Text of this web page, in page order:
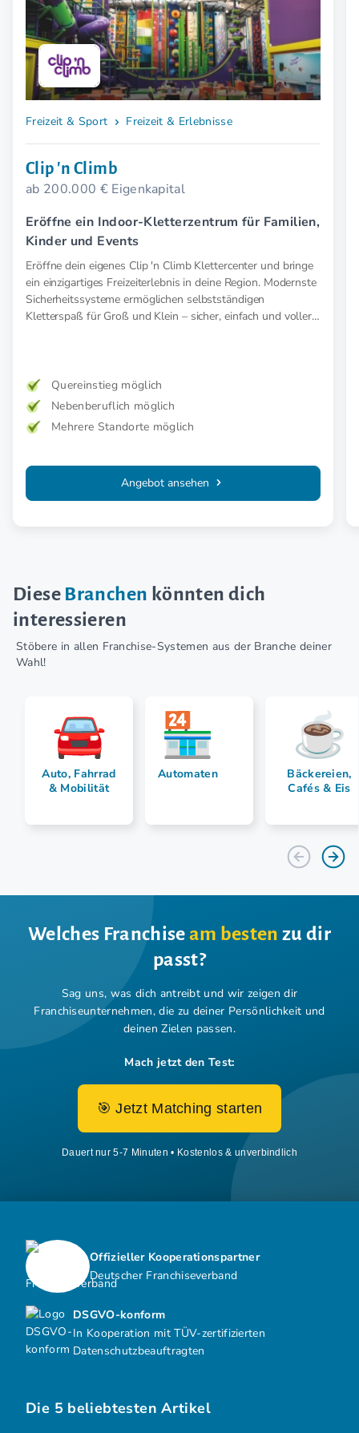
Freizeit & Sport Freizeit & Erlebnisse
Clip 'n Climb
ab 200.000 € Eigenkapital
Eröffne ein Indoor-Kletterzentrum für Familien,
Kinder und Events
Eröffne dein eigenes Clip 'n Climb Klettercenter und bringe
ein einzigartiges Freizeiterlebnis in deine Region. Modernste
Sicherheitssysteme ermöglichen selbstständigen
Kletterspaß für Groß und Klein – sicher, einfach und voller
Quereinstieg möglich
Nebenberuflich möglich
Mehrere Standorte möglich
Angebot ansehen
Diese Branchen könnten dich
interessieren
Stöbere in allen Franchise-Systemen aus der Branche deiner
Wahl!
Auto, Fahrrad
& Mobilität
Automaten
Bäckereien,
Cafés & Eis
Welches Franchiseam besten zu dir
passt?
Sag uns, was dich antreibt und wir zeigen dir
Franchiseunternehmen, die zu deiner Persönlichkeit und
deinen Zielen passen.
Mach jetzt den Test:
🎯 Jetzt Matching starten
Dauert nur 5-7 Minuten • Kostenlos & unverbindlich
DSGVO-konform
In Kooperation mit TÜV-zertifizierten
Datenschutzbeauftragten
Offizieller Kooperationspartner
Deutscher Franchiseverband
Die 5 beliebtesten Artikel